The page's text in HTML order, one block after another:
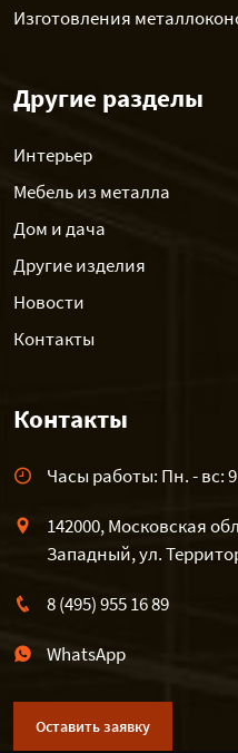
Изготовления
Другие разделы
Интерьер
Мебель из металла
Дом и дача
Другие изделия
Новости
Контакты
Контакты
Часы работы: Пн. - вс:
142000, Московская
Западный, ул.
8 (495) 955 16 89
WhatsApp
Оставить заявку